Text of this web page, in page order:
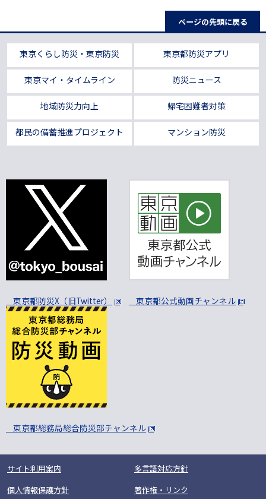
ページの先頭に戻る
東京くらし防災・東京防災 東京都防災アプリ
東京マイ・タイムライン 防災ニュース
地域防災力向上 帰宅困難者対策
都民の備蓄推進プロジェクト マンション防災
東京都防災X（旧Twitter） 東京都公式動画チャンネル
東京都総務局総合防災部チャンネル
サイト利用案内
多言語対応方針
個人情報保護方針
著作権・リンク